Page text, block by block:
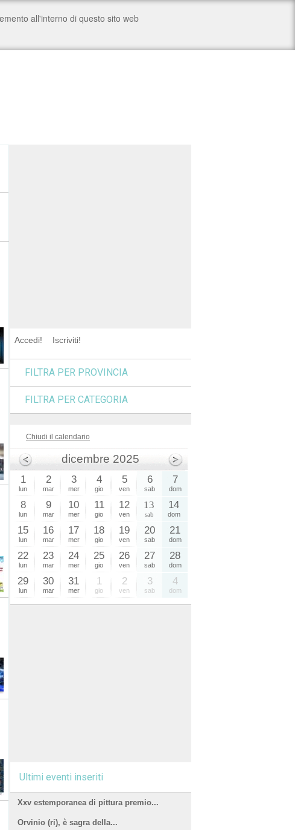
Accedi! Iscriviti!
FILTRA PER PROVINCIA
FILTRA PER CATEGORIA
Chiudi il calendario
dicembre 2025
1
lun
2
mar
3
mer
4
gio
5
ven
6
sab
7
dom
8
lun
9
mar
10
mer
11
gio
12
ven
13
sab
14
dom
15
lun
16
mar
17
mer
18
gio
19
ven
20
sab
21
dom
22
lun
23
mar
24
mer
25
gio
26
ven
27
sab
28
dom
29
lun
30
mar
31
mer
1
gio
2
ven
3
sab
4
dom
Ultimi eventi inseriti
Xxv estemporanea di pittura premio...
Orvinio (ri), è sagra della...